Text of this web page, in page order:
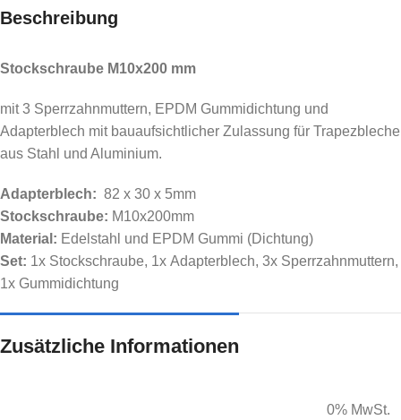
Beschreibung
Stockschraube M10x200 mm
mit 3 Sperrzahnmuttern, EPDM Gummidichtung und
Adapterblech mit bauaufsichtlicher Zulassung für Trapezbleche
aus Stahl und Aluminium.
Adapterblech: 82 x 30 x 5mm
Stockschraube: M10x200mm
Material: Edelstahl und EPDM Gummi (Dichtung)
Set: 1x Stockschraube, 1x Adapterblech, 3x Sperrzahnmuttern,
1x Gummidichtung
Zusätzliche Informationen
0% MwSt.